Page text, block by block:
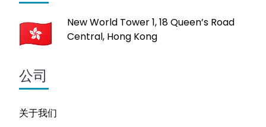
New World Tower 1, 18 Queen’s Road
Central, Hong Kong
公司
关于我们